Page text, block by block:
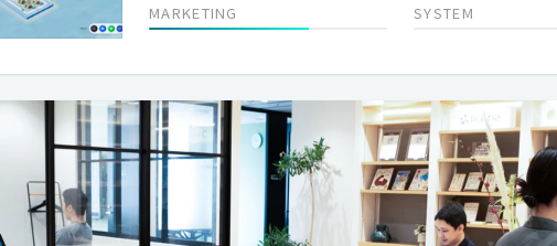
MARKETING
SYSTEM